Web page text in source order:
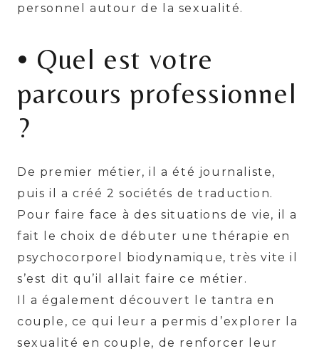
personnel autour de la sexualité.
• Quel est votre
parcours professionnel
?
De premier métier, il a été journaliste,
puis il a créé 2 sociétés de traduction.
Pour faire face à des situations de vie, il a
fait le choix de débuter une thérapie en
psychocorporel biodynamique, très vite il
s’est dit qu’il allait faire ce métier.
Il a également découvert le tantra en
couple, ce qui leur a permis d’explorer la
sexualité en couple, de renforcer leur